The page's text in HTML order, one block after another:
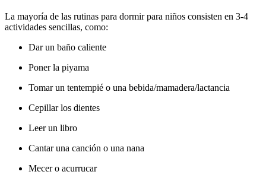
La mayoría de las rutinas para dormir para niños consisten en 3-4
actividades sencillas, como:
Dar un baño caliente
Poner la piyama
Tomar un tentempié o una bebida/mamadera/lactancia
Cepillar los dientes
Leer un libro
Cantar una canción o una nana
Mecer o acurrucar